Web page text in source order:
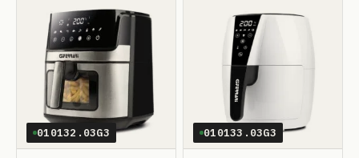
010132.03G3 010133.03G3